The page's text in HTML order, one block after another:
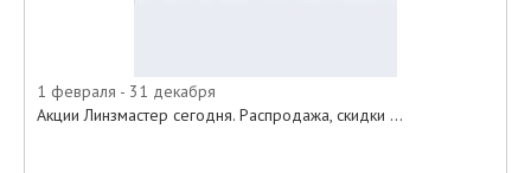
1 февраля - 31 декабря
Акции Линзмастер сегодня. Распродажа, скидки ...